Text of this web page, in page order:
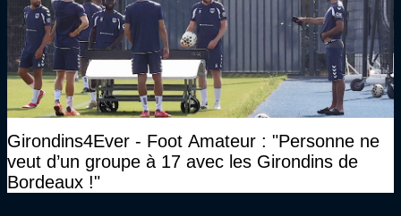
Girondins4Ever - Foot Amateur : "Personne ne
veut d’un groupe à 17 avec les Girondins de
Bordeaux !"